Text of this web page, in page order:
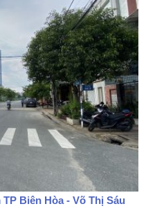
Biên Hòa - Võ Thị Sáu